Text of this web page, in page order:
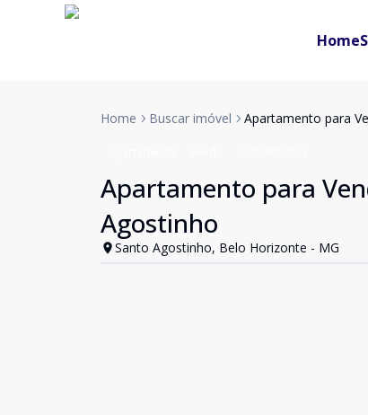
Home
Home Buscar imóvel Apartamento para
Apartamento para
Agostinho
Santo Agostinho, Belo Horizonte - MG